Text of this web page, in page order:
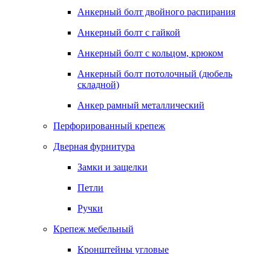
Анкерный болт двойного распирания
Анкерный болт с гайкой
Анкерный болт с кольцом, крюком
Анкерный болт потолочный (дюбель
складной)
Анкер рамный металлический
Перфорированный крепеж
Дверная фурнитура
Замки и защелки
Петли
Ручки
Крепеж мебельный
Кронштейны угловые